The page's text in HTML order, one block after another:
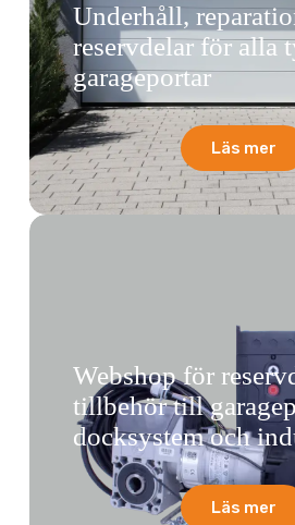
Underhåll,
reservdelar för alla
garageportar
Läs mer
Webshop för
tillbehör till
docksystem och
Läs mer